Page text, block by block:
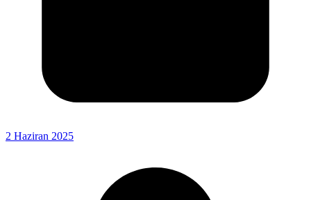
2 Haziran 2025